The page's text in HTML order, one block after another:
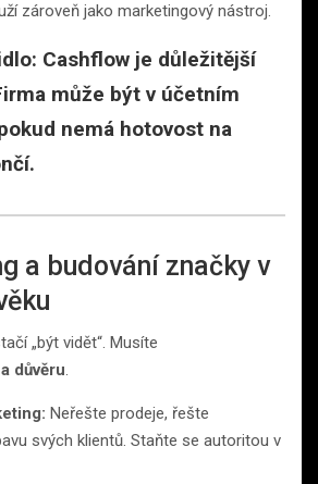
zároveň jako marketingový nástroj.
Cashflow je důležitější
může být v účetním
nemá hotovost na
a budování značky v
„být vidět“. Musíte
důvěru.
Neřešte prodeje, řešte
svých klientů. Staňte se autoritou v